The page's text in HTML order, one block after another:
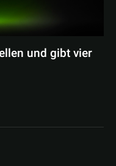
und gibt vier